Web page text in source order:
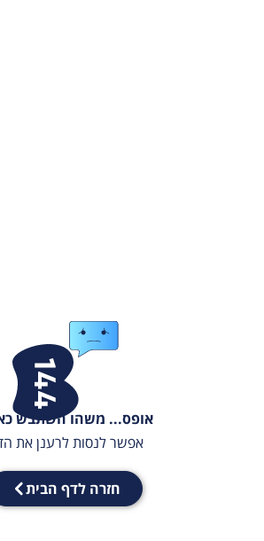
אופס... משהו השתבש
אפשר לנסות לרענן את
חזרה לדף הבית